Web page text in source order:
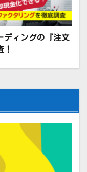
ディングの『注文